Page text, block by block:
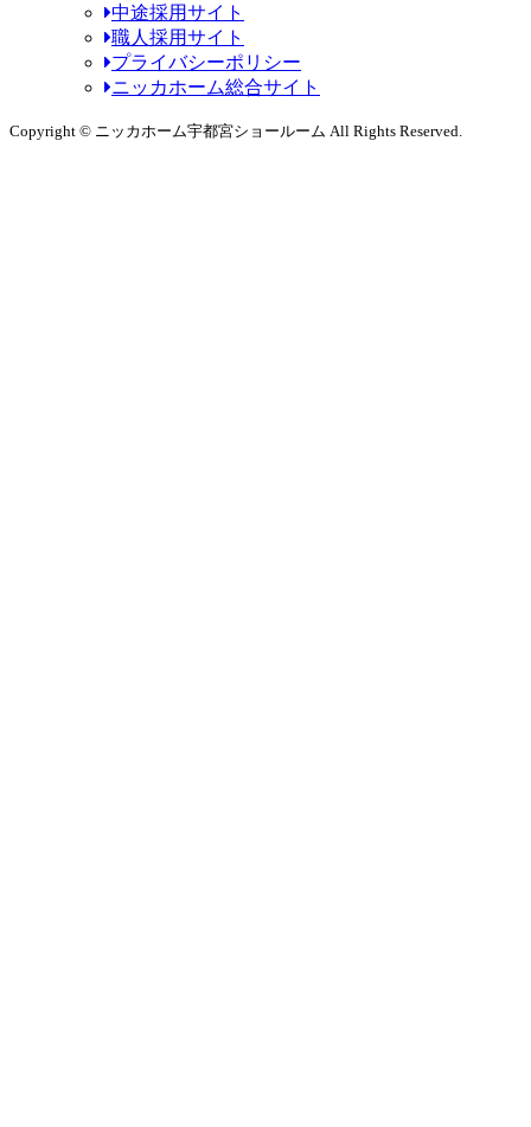
中途採用サイト
職人採用サイト
プライバシーポリシー
ニッカホーム総合サイト
Copyright © ニッカホーム宇都宮ショールーム All Rights Reserved.